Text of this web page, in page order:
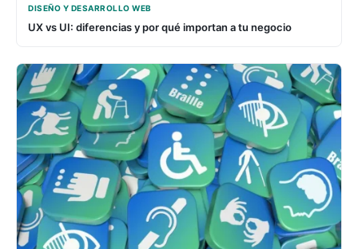
DISEÑO Y DESARROLLO WEB
UX vs UI: diferencias y por qué importan a tu negocio